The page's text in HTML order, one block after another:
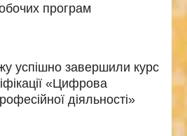
програм
успішно завершили курс
«Цифрова
діяльності»